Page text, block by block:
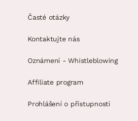
Časté otázky
Kontaktujte nás
Oznámení - Whistleblowing
Affiliate program
Prohlášení o přístupnosti